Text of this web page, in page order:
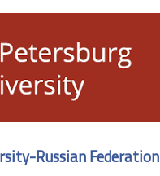
Russian Federation